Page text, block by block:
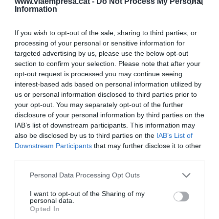
Information
If you wish to opt-out of the sale, sharing to third parties, or
processing of your personal or sensitive information for
targeted advertising by us, please use the below opt-out
section to confirm your selection. Please note that after your
opt-out request is processed you may continue seeing
interest-based ads based on personal information utilized by
us or personal information disclosed to third parties prior to
your opt-out. You may separately opt-out of the further
disclosure of your personal information by third parties on the
IAB’s list of downstream participants. This information may
also be disclosed by us to third parties on the IAB’s List of
Downstream Participants that may further disclose it to other
Personal Data Processing Opt Outs
I want to opt-out of the Sharing of my
personal data.
Opted In
coneixement, elknow how. "Ni la mà d'obra barata
japonesa que creen addictes al treball, ni l'or; el
que avui en dia fa rica una nació ésquan els
líders saben transmetre elknow how,el saber
fer, per això el talent és tan important".
En un context on la complexitat i la tecnologia
incrementa cada any, produir mil milions de
samarretes ja no serveix."Passem de la
producció a volum a la producció del valor
afegit", conclou el professor d'Esade.
Un món de micropoders
Moisés Naímcreu que el poder ha patit una
mutació:"Els mandataris semblen poderosos